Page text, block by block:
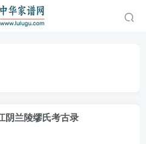
阴兰陵缪氏考古录